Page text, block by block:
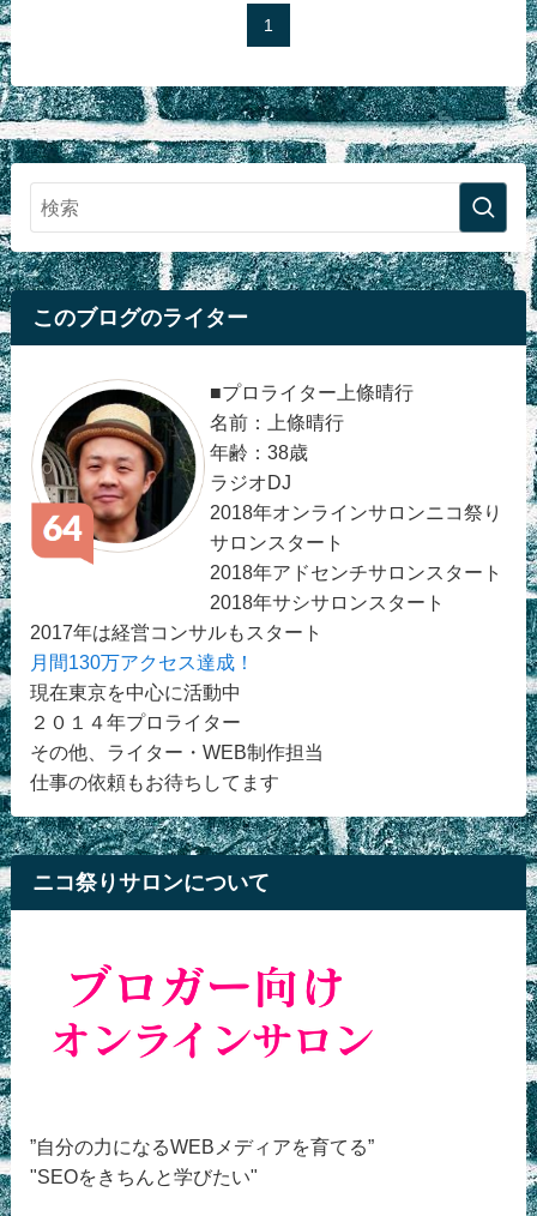
1
このブログのライター
■プロライター上條晴行
名前：上條晴行
年齢：38歳
ラジオDJ
2018年オンラインサロンニコ祭り
サロンスタート
2018年アドセンチサロンスタート
2018年サシサロンスタート
2017年は経営コンサルもスタート
月間130万アクセス達成！
現在東京を中心に活動中
２０１４年プロライター
その他、ライター・WEB制作担当
仕事の依頼もお待ちしてます
ニコ祭りサロンについて
”自分の力になるWEBメディアを育てる”
"SEOをきちんと学びたい"